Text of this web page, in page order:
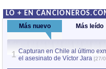
LO + EN
Más nuevo Más leído
1 Capturan en Chile al último
el asesinato de Víctor Jara [27/